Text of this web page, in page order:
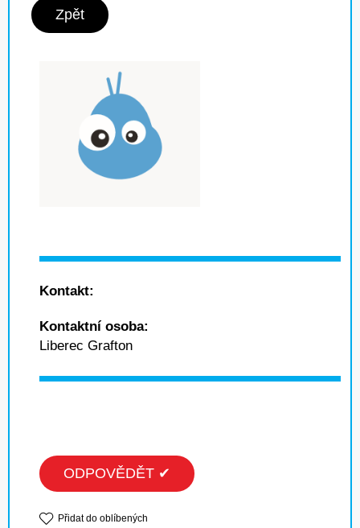
Zpět
Kontakt:
Kontaktní osoba:
Liberec Grafton
ODPOVĚDĚT ✔
Přidat do oblíbených